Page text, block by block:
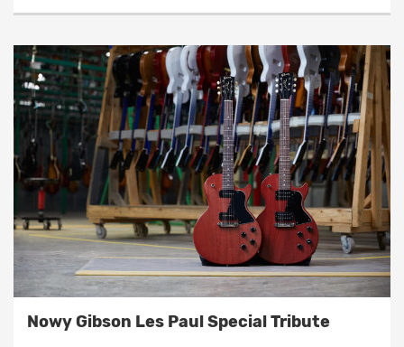
Nowy Gibson Les Paul Special Tribute